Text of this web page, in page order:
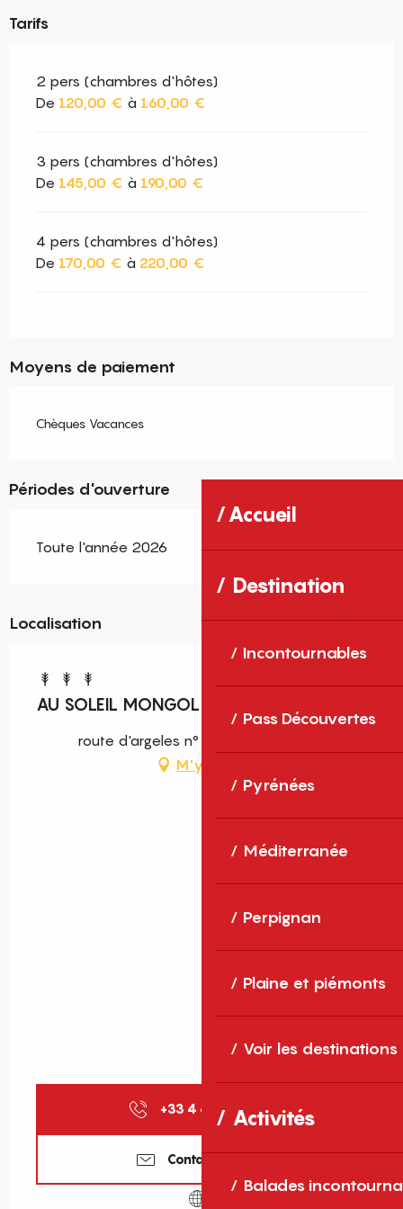
Accueil
Destination
Incontournables
Pass Découvertes
Pyrénées
Méditerranée
Perpignan
Plaine et piémonts
Voir les destinations
Activités
Balades
Tarifs
2 pers (chambres d'hôtes)
De 120,00 € à 160,00 €
3 pers (chambres d'hôtes)
De 145,00 € à 190,00 €
4 pers (chambres d'hôtes)
De 170,00 € à 220,00 €
Moyens de paiement
Chèques Vacances
Périodes d'ouverture
Toute l'année 2026
Localisation
AU SOLEIL MONGOL
route d'argeles n° 56, 66690 Sorède
M'y rendre
+33 4 68 11 40 ▒▒
Contactez-nous